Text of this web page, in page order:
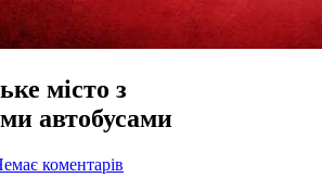
місто з
автобусами
коментарів